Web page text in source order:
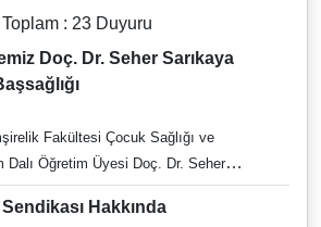
Toplam : 23 Duyuru
Fakültesi Çocuk Sağlığı ve
Dalı Öğretim Üyesi Doç. Dr. Seher
kayınpederi Nazmi Karabudak vefat
Nisan 2024 Salı günü saat 11:00’da
Hakkında